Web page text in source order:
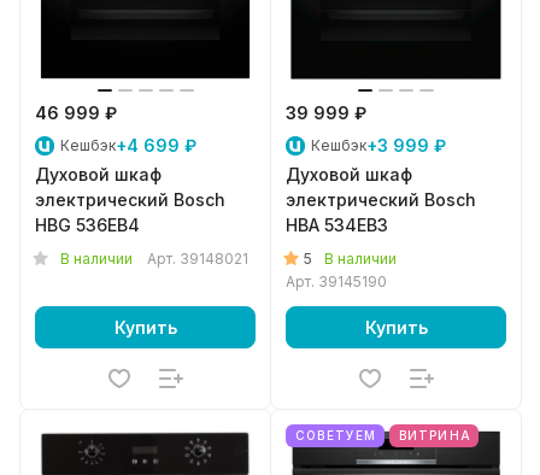
46 999 ₽
Кешбэк+4 699 ₽
Духовой шкаф
электрический Bosch
HBG 536EB4
В наличии Арт. 39148021
Купить
39 999 ₽
Кешбэк+3 999 ₽
Духовой шкаф
электрический Bosch
HBA 534EB3
5
В наличии
Арт. 39145190
Купить
СОВЕТУЕМ ВИТРИНА